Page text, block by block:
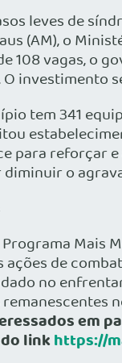
leves de
(AM), o
108 vagas, o
O investimento
tem 341
para reforçar
o
Mais
de
no
em
linkhttps://